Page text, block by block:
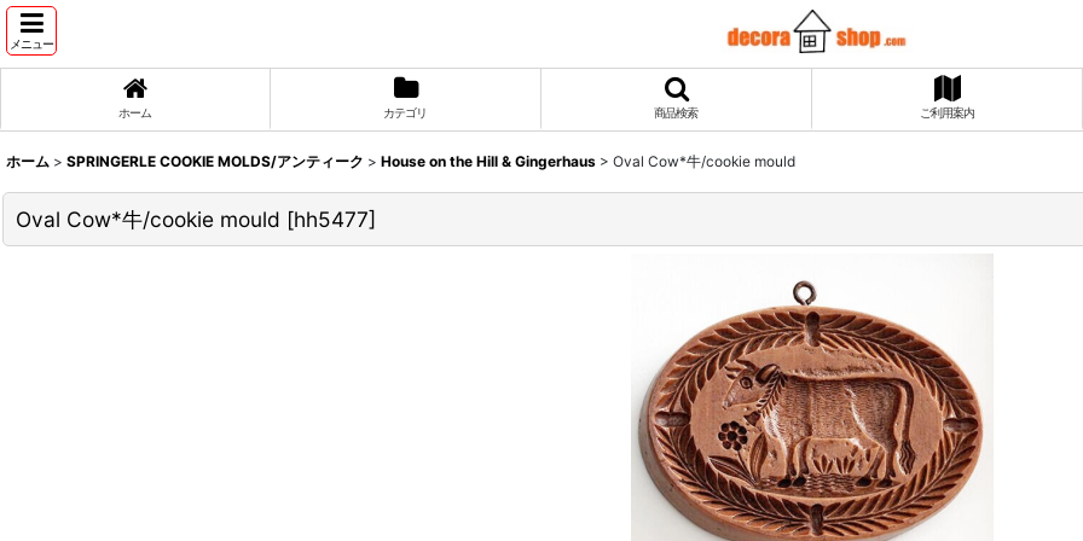
メニュー
ホーム カテゴリ 商品検索 ご利用案内
ホーム > SPRINGERLE COOKIE MOLDS/アンティーク > House on the Hill & Gingerhaus > Oval Cow*牛/cookie mould
Oval Cow*牛/cookie mould [hh5477]